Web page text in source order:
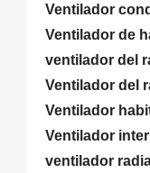
Ventilador
Ventilador de
ventilador del
Ventilador del
Ventilador
Ventilador
ventilador